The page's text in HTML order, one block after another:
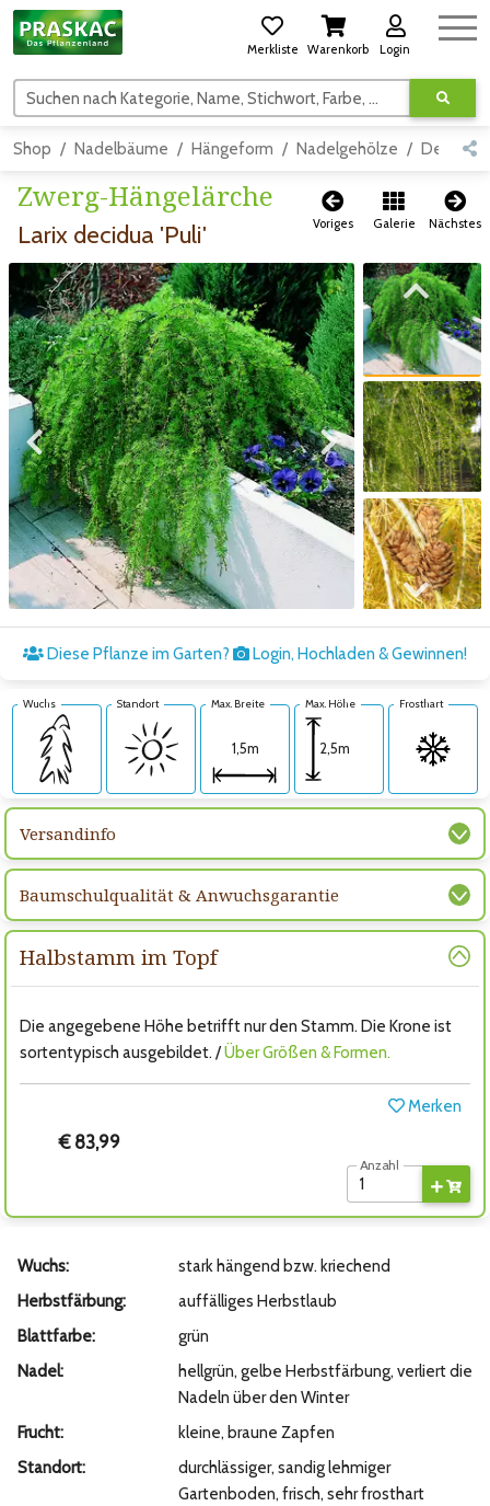
Merkliste Warenkorb Login
Suchen nach Kategorie, Name, Stichwort, Farbe, usw.
Shop Nadelbäume Hängeform Nadelgehölze Detail
Zwerg-Hängelärche
Larix decidua 'Puli' Voriges Galerie Nächstes
Zum vorigen Bild Zum nächsten Bild
Zum vorigen Bild
Zum nächsten Bild
Diese Pflanze im Garten? Login, Hochladen & Gewinnen!
Wuchs Standort Max. Breite
1,5m
Max. Höhe
2,5m
Frosthart
Versandinfo
Baumschulqualität & Anwuchsgarantie
Halbstamm im Topf
Die angegebene Höhe betrifft nur den Stamm. Die Krone ist
sortentypisch ausgebildet. /Über Größen & Formen.
Merken
€ 83,99
Anzahl
Wuchs:
stark hängend bzw. kriechend
Herbstfärbung:
auffälliges Herbstlaub
Blattfarbe:
grün
Nadel:
hellgrün, gelbe Herbstfärbung, verliert die
Nadeln über den Winter
Frucht:
kleine, braune Zapfen
Standort:
durchlässiger, sandig lehmiger
Gartenboden, frisch, sehr frosthart